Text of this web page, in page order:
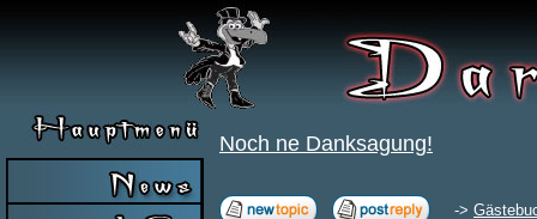
Noch ne Danksagung!
->